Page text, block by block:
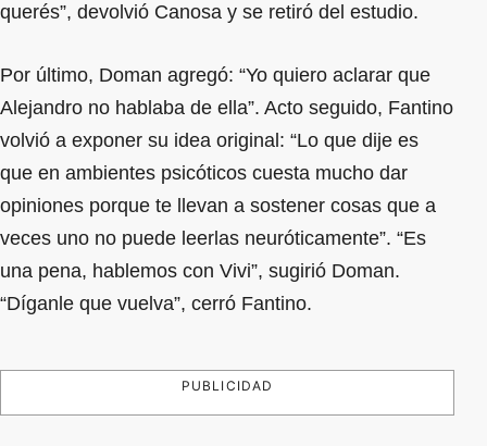
querés”, devolvió Canosa y se retiró del estudio.
Por último, Doman agregó: “Yo quiero aclarar que
Alejandro no hablaba de ella”. Acto seguido, Fantino
volvió a exponer su idea original: “Lo que dije es
que en ambientes psicóticos cuesta mucho dar
opiniones porque te llevan a sostener cosas que a
veces uno no puede leerlas neuróticamente”. “Es
una pena, hablemos con Vivi”, sugirió Doman.
“Díganle que vuelva”, cerró Fantino.
PUBLICIDAD